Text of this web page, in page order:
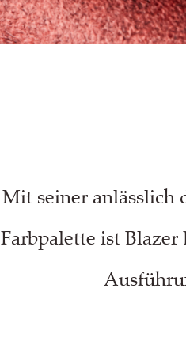
Mit seiner anlässlich
Farbpalette ist